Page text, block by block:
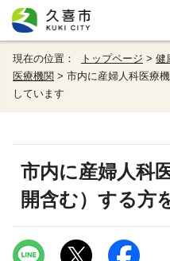
現在の位置： トップページ > 健
医療機関 > 市内に産婦人科医療
しています
市内に産婦人科
開含む）する方